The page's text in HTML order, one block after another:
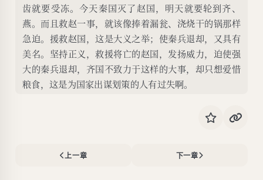
齿就要受冻。今天秦国灭了赵国，明天就要轮到齐、
燕。而且救赵一事，就该像捧着漏瓮、浇烧干的锅那样
急迫。援救赵国，这是大义之举；使秦兵退却，又具有
美名。坚持正义，救援将亡的赵国，发扬威力，迫使强
大的秦兵退却，齐国不致力于这样的大事，却只想爱惜
粮食，这是为国家出谋划策的人有过失啊。
上一章 下一章